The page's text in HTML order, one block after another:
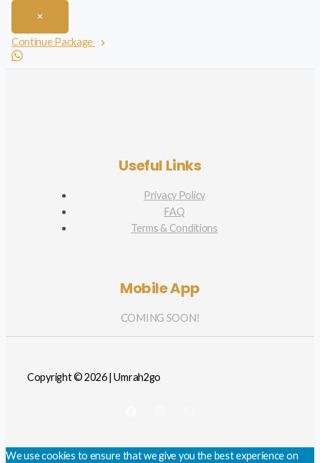
Continue Package
Useful Links
Privacy Policy
FAQ
Terms & Conditions
Mobile App
COMING SOON!
Copyright © 2026 | Umrah2go
We use cookies to ensure that we give you the best experience on